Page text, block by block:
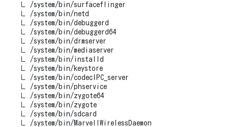
∟ /system/bin/surfaceflinger
∟ /system/bin/netd
∟ /system/bin/debuggerd
∟ /system/bin/debuggerd64
∟ /system/bin/drmserver
∟ /system/bin/mediaserver
∟ /system/bin/installd
∟ /system/bin/keystore
∟ /system/bin/codecIPC_server
∟ /system/bin/phservice
∟ /system/bin/zygote64
∟ /system/bin/zygote
∟ /system/bin/sdcard
∟ /system/bin/MarvellWirelessDaemon